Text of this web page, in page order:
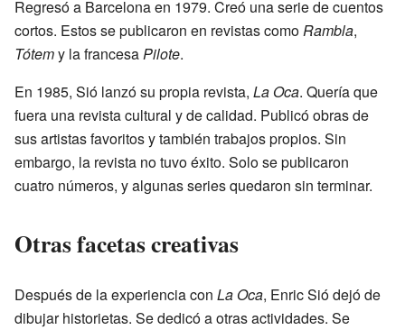
Regresó a Barcelona en 1979. Creó una serie de cuentos
cortos. Estos se publicaron en revistas comoRambla,
Tótemy la francesaPilote.
En 1985, Sió lanzó su propia revista, La Oca. Quería que
fuera una revista cultural y de calidad. Publicó obras de
sus artistas favoritos y también trabajos propios. Sin
embargo, la revista no tuvo éxito. Solo se publicaron
cuatro números, y algunas series quedaron sin terminar.
Otras facetas creativas
Después de la experiencia con La Oca, Enric Sió dejó de
dibujar historietas. Se dedicó a otras actividades. Se